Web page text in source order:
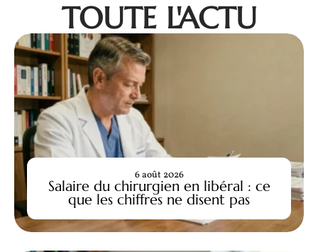
TOUTE L'ACTU
Salaire du chirurgien en libéral : ce
que les chiffres ne disent pas
6 août 2026